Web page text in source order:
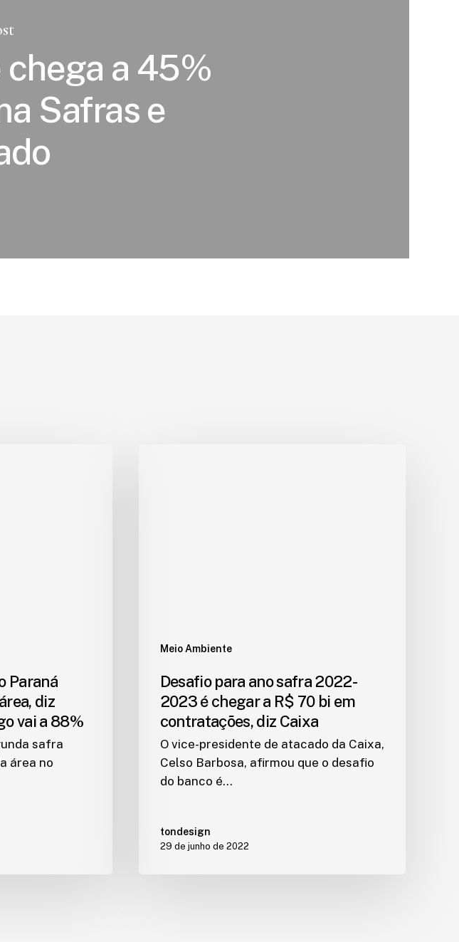
a 45%
Safras e
Paraná
diz
vai a 88%
safra
área no
Meio Ambiente
Desafio para ano safra 2022-
2023 é chegar a R$ 70 bi em
contratações, diz Caixa
O vice-presidente de atacado da Caixa,
Celso Barbosa, afirmou que o desafio
do banco é…
tondesign
29 de junho de 2022